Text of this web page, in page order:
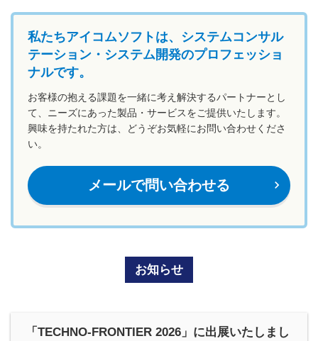
私たちアイコムソフトは、システムコンサル
テーション・システム開発のプロフェッショ
ナルです。
お客様の抱える課題を一緒に考え解決するパートナーとし
て、ニーズにあった製品・サービスをご提供いたします。
興味を持たれた方は、どうぞお気軽にお問い合わせくださ
い。
メールで問い合わせる navigate_next
お知らせ
「TECHNO-FRONTIER 2026」に出展いたしまし